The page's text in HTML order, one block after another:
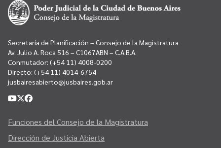
Secretaría de Planificación – Consejo de la Magistratura
Av. Julio A. Roca 516 – C1067ABN – C.A.B.A.
Conmutador: (+54 11) 4008-0200
Directo: (+54 11) 4014-6754
jusbairesabierto@jusbaires.gob.ar
Funciones del Consejo de la Magistratura
Dirección de Justicia Abierta